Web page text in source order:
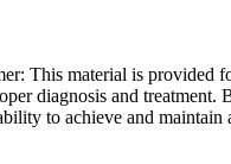
This material is provided
diagnosis and
to achieve and